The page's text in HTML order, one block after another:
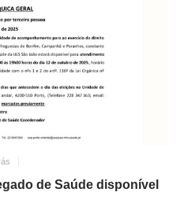
de Saúde disponível